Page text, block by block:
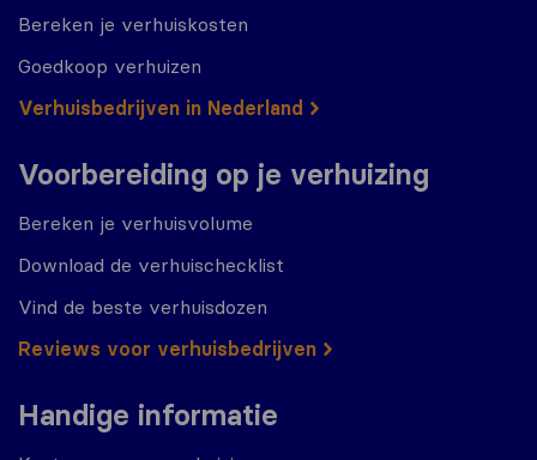
Bereken je verhuiskosten
Goedkoop verhuizen
Verhuisbedrijven in Nederland
Voorbereiding op je verhuizing
Bereken je verhuisvolume
Download de verhuischecklist
Vind de beste verhuisdozen
Reviews voor verhuisbedrijven
Handige informatie